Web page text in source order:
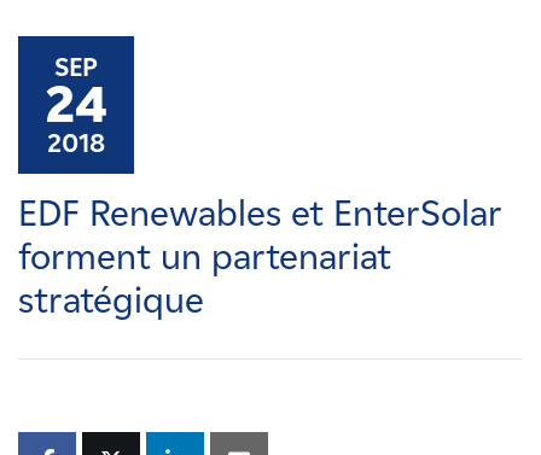
Carrières
Nouvelles
Contactez-nous
Affiliés
SEP
24
2018
EDF Renewables et EnterSolar
forment un partenariat
stratégique